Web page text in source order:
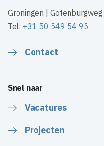
Groningen |
Tel: +31 50 549 54 95
Contact
Snel naar
Vacatures
Projecten